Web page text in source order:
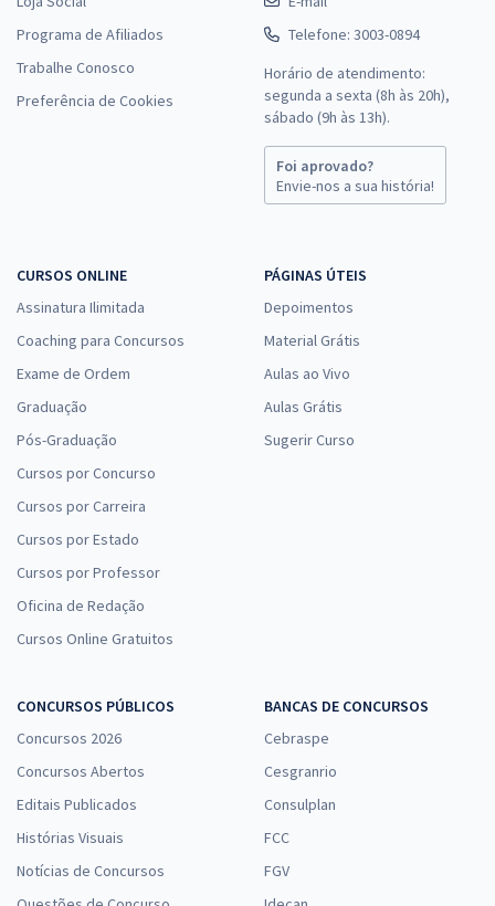
Programa de Afiliados
Trabalhe Conosco
Preferência de Cookies
Telefone: 3003-0894
Horário de atendimento:
segunda a sexta (8h às 20h),
sábado (9h às 13h).
Foi aprovado?
Envie-nos a sua história!
CURSOS ONLINE
Assinatura Ilimitada
Coaching para Concursos
Exame de Ordem
Graduação
Pós-Graduação
Cursos por Concurso
Cursos por Carreira
Cursos por Estado
Cursos por Professor
Oficina de Redação
Cursos Online Gratuitos
PÁGINAS ÚTEIS
Depoimentos
Material Grátis
Aulas ao Vivo
Aulas Grátis
Sugerir Curso
CONCURSOS PÚBLICOS
Concursos 2026
Concursos Abertos
Editais Publicados
Histórias Visuais
Notícias de Concursos
BANCAS DE CONCURSOS
Cebraspe
Cesgranrio
Consulplan
FCC
FGV